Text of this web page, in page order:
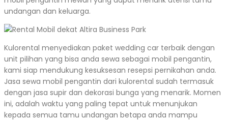
undangan dan keluarga.
Kulorental menyediakan paket wedding car terbaik dengan
unit pilihan yang bisa anda sewa sebagai mobil pengantin,
kami siap mendukung kesuksesan resepsi pernikahan anda.
Jasa sewa mobil pengantin dari kulorental sudah termasuk
dengan jasa supir dan dekorasi bunga yang menarik. Momen
ini, adalah waktu yang paling tepat untuk menunjukan
kepada semua tamu undangan betapa anda mampu